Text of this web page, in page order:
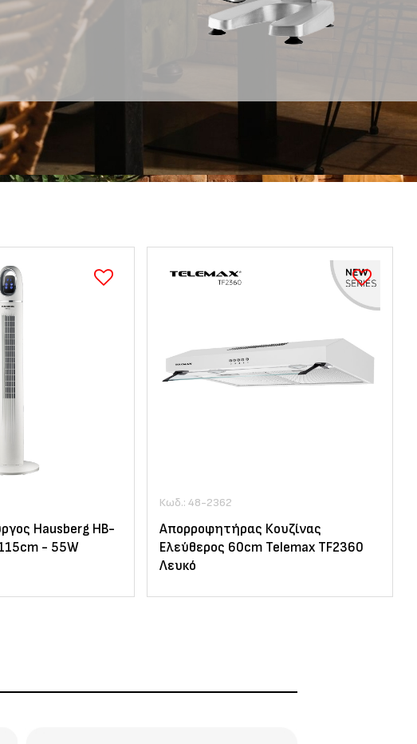
Hausberg HB-
- 55W
Κωδ.: 48-2362
Απορροφητήρας Κουζίνας
Ελεύθερος 60cm Telemax TF2360
Λευκό